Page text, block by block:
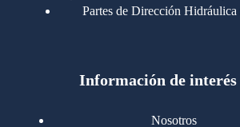
Partes de Dirección Hidráulica
Motores Cummins 723
Información de interés
Nosotros